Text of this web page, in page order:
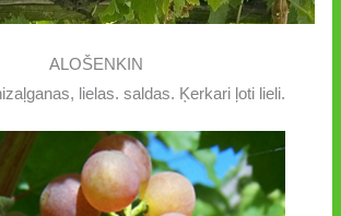
ALOŠENKIN
lielas. saldas. Ķerkari ļoti lieli.